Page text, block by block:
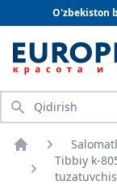
O'zbekiston
Qidirish
Bosh sahifa
Tibbiy k-